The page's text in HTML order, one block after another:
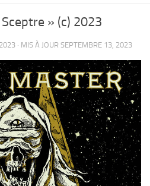
» (c) 2023
· MIS À JOUR SEPTEMBRE 13, 2023